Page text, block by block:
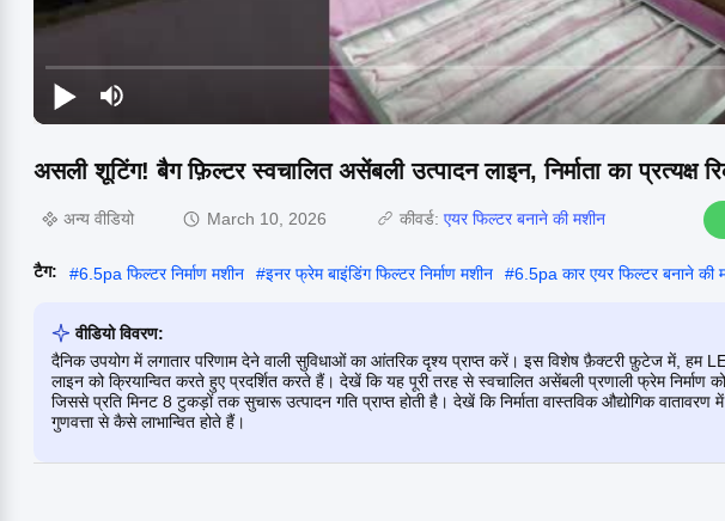
असली शूटिंग! बैग फ़िल्टर स्वचालित असेंबली उत्पादन लाइन, निर्माता का प्रत्यक्ष
अन्य वीडियो March 10, 2026 कीवर्ड: एयर फिल्टर बनाने की मशीन
टैग: #6.5pa फिल्टर निर्माण मशीन #इनर फ्रेम बाइंडिंग फिल्टर निर्माण मशीन #6.5pa कार एयर फिल्टर बनाने की
वीडियो विवरण:
दैनिक उपयोग में लगातार परिणाम देने वाली सुविधाओं का आंतरिक दृश्य प्राप्त करें। इस विशेष फ़ैक्टरी फ़ुटेज में, हम
लाइन को क्रियान्वित करते हुए प्रदर्शित करते हैं। देखें कि यह पूरी तरह से स्वचालित असेंबली प्रणाली फ्रेम
जिससे प्रति मिनट 8 टुकड़ों तक सुचारू उत्पादन गति प्राप्त होती है। देखें कि निर्माता वास्तविक औद्योगिक
गुणवत्ता से कैसे लाभान्वित होते हैं।